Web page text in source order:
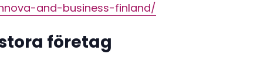
and-business-finland/
företag